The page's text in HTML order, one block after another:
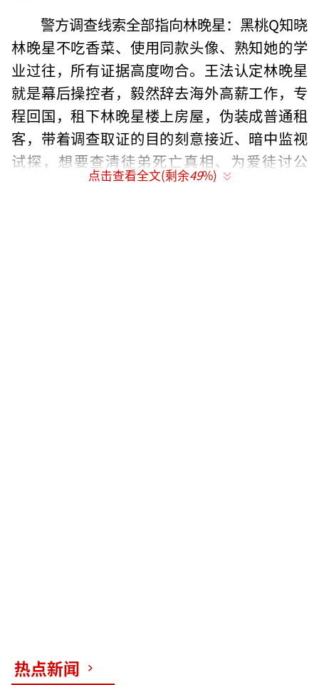
警方调查线索全部指向林晚星：黑桃Q知晓
林晚星不吃香菜、使用同款头像、熟知她的学
业过往，所有证据高度吻合。王法认定林晚星
就是幕后操控者，毅然辞去海外高薪工作，专
程回国，租下林晚星楼上房屋，伪装成普通租
客，带着调查取证的目的刻意接近、暗中监视
试探，想要查清徒弟死亡真相、为爱徒讨公
点击查看全文(剩余49%)
热点新闻